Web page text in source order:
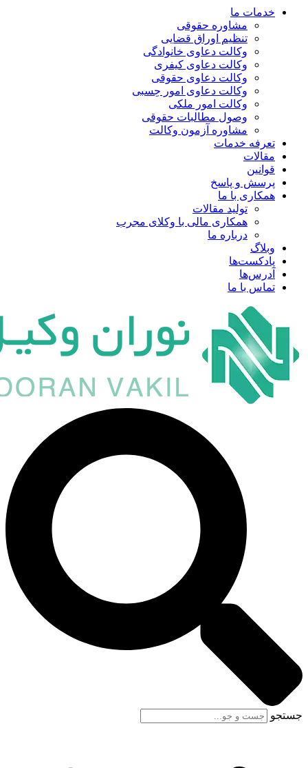
خدمات ما
مشاوره حقوقی
تنظیم اوراق قضایی
وکالت دعاوی خانوادگی
وکالت دعاوی کیفری
وکالت دعاوی حقوقی
وکالت دعاوی امور حِسبی
وکالت امور ملکی
وصول مطالبات حقوقی
مشاوره آزمون وکالت
تعرفه خدمات
مقالات
قوانین
پرسش و پاسخ
همکاری با ما
تولید مقالات
همکاری مالی با وکلای مجرب
درباره ما
وبلاگ
پادکست‌ها
آدرس‌ها
تماس با ما